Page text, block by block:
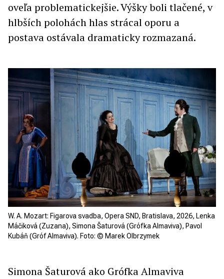
oveľa problematickejšie. Výšky boli tlačené, v
hlbších polohách hlas strácal oporu a
postava ostávala dramaticky rozmazaná.
W. A. Mozart: Figarova svadba, Opera SND, Bratislava, 2026, Lenka
Máčiková (Zuzana), Simona Šaturová (Grófka Almaviva), Pavol
Kubáň (Gróf Almaviva). Foto: © Marek Olbrzymek
Simona Šaturová ako Grófka Almaviva